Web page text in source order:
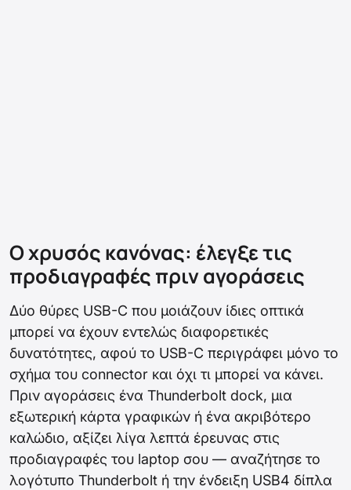
Ο χρυσός κανόνας: έλεγξε τις
προδιαγραφές πριν αγοράσεις
Δύο θύρες USB-C που μοιάζουν ίδιες οπτικά
μπορεί να έχουν εντελώς διαφορετικές
δυνατότητες, αφού το USB-C περιγράφει μόνο το
σχήμα του connector και όχι τι μπορεί να κάνει.
Πριν αγοράσεις ένα Thunderbolt dock, μια
εξωτερική κάρτα γραφικών ή ένα ακριβότερο
καλώδιο, αξίζει λίγα λεπτά έρευνας στις
προδιαγραφές του laptop σου — αναζήτησε το
λογότυπο Thunderbolt ή την ένδειξη USB4 δίπλα